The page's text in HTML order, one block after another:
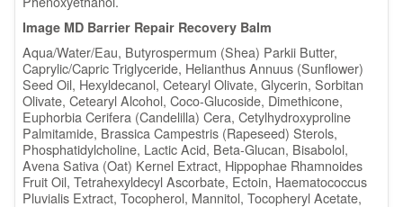
Image MD Barrier Repair Recovery Balm
Aqua/Water/Eau, Butyrospermum (Shea) Parkii Butter,
Caprylic/Capric Triglyceride, Helianthus Annuus (Sunflower)
Seed Oil, Hexyldecanol, Cetearyl Olivate, Glycerin, Sorbitan
Olivate, Cetearyl Alcohol, Coco-Glucoside, Dimethicone,
Euphorbia Cerifera (Candelilla) Cera, Cetylhydroxyproline
Palmitamide, Brassica Campestris (Rapeseed) Sterols,
Phosphatidylcholine, Lactic Acid, Beta-Glucan, Bisabolol,
Avena Sativa (Oat) Kernel Extract, Hippophae Rhamnoides
Fruit Oil, Tetrahexyldecyl Ascorbate, Ectoin, Haematococcus
Pluvialis Extract, Tocopherol, Mannitol, Tocopheryl Acetate,